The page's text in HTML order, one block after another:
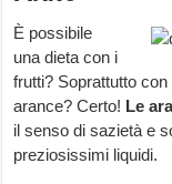
È possibile
una dieta con i
frutti? Soprattutto
arance? Certo! Le
il senso di sazietà e
preziosissimi liquidi.